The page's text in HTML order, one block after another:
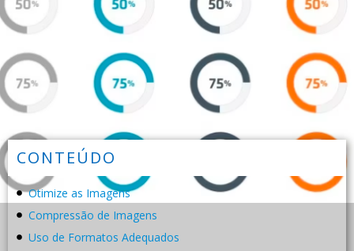
CONTEÚDO
Otimize as Imagens
Compressão de Imagens
Uso de Formatos Adequados